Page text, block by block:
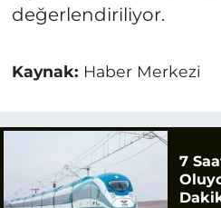
değerlendiriliyor.
Kaynak: Haber Merkezi
7